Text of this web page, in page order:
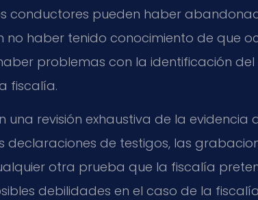
conductores pueden haber
haber tenido conocimiento de que
problemas con la identificación
fiscalía.
revisión exhaustiva de la evidencia
declaraciones de testigos, las
otra prueba que la fiscalía
debilidades en el caso de la